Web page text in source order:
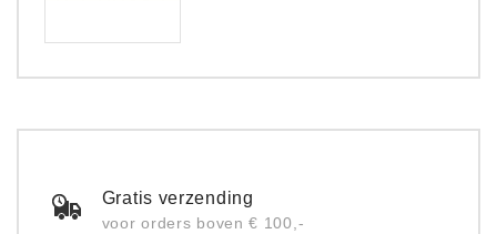
Gratis verzending
voor orders boven € 100,-